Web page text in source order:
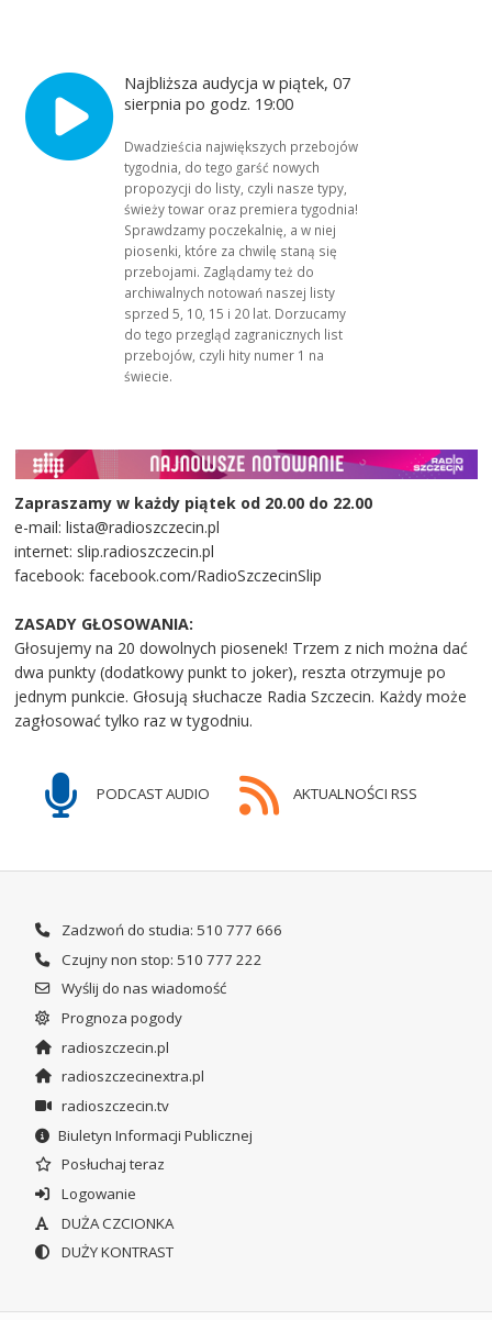
Najbliższa audycja w piątek, 07
sierpnia po godz. 19:00
Dwadzieścia największych przebojów
tygodnia, do tego garść nowych
propozycji do listy, czyli nasze typy,
świeży towar oraz premiera tygodnia!
Sprawdzamy poczekalnię, a w niej
piosenki, które za chwilę staną się
przebojami. Zaglądamy też do
archiwalnych notowań naszej listy
sprzed 5, 10, 15 i 20 lat. Dorzucamy
do tego przegląd zagranicznych list
przebojów, czyli hity numer 1 na
świecie.
Zapraszamy w każdy piątek od 20.00 do 22.00
e-mail: lista@radioszczecin.pl
internet: slip.radioszczecin.pl
facebook: facebook.com/RadioSzczecinSlip
ZASADY GŁOSOWANIA:
Głosujemy na 20 dowolnych piosenek! Trzem z nich można dać
dwa punkty (dodatkowy punkt to joker), reszta otrzymuje po
jednym punkcie. Głosują słuchacze Radia Szczecin. Każdy może
zagłosować tylko raz w tygodniu.
PODCAST AUDIO AKTUALNOŚCI RSS
Zadzwoń do studia: 510 777 666
Czujny non stop: 510 777 222
Wyślij do nas wiadomość
Prognoza pogody
radioszczecin.pl
radioszczecinextra.pl
radioszczecin.tv
Biuletyn Informacji Publicznej
Posłuchaj teraz
Logowanie
DUŻA CZCIONKA
DUŻY KONTRAST